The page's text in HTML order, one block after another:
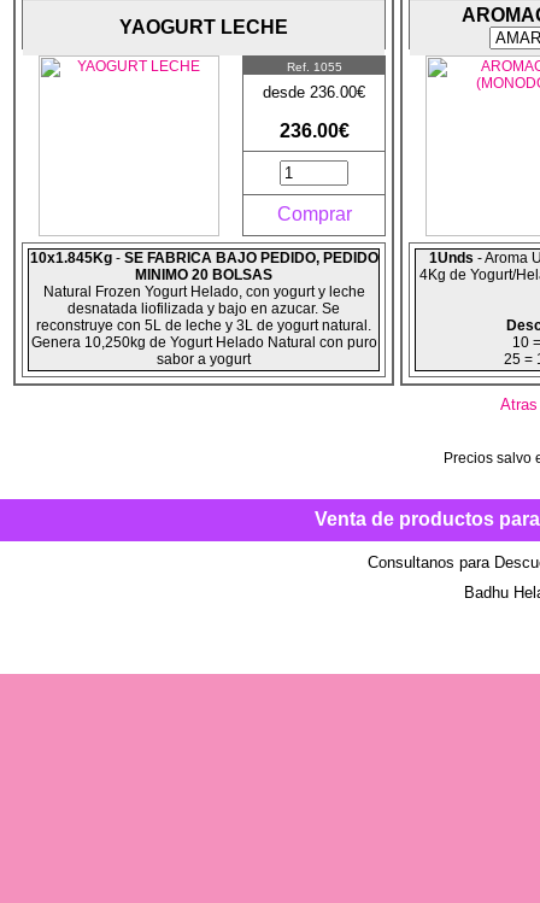
YAOGURT LECHE
Ref. 1055
desde 236.00€
236.00€
Comprar
10x1.845Kg- SE FABRICA BAJO PEDIDO, PEDIDO
MINIMO 20 BOLSAS
Natural Frozen Yogurt Helado, con yogurt y leche
desnatada liofilizada y bajo en azucar. Se
reconstruye con 5L de leche y 3L de yogurt natural.
Genera 10,250kg de Yogurt Helado Natural con puro
sabor a yogurt
SE FABRICA BAJO PEDIDO, PEDIDO MINIMO 20
1Unds - Aroma
4Kg de Yogurt/
10
25 =
50 =
Atras
Precios salvo
Venta de productos
Consultanos para
Badhu